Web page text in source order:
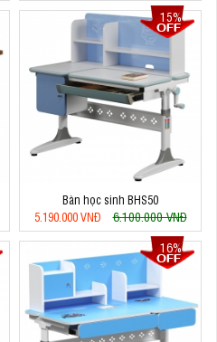
15%
Bàn học sinh BHS50
5.190.000 VNĐ
6.100.000 VNĐ
16%